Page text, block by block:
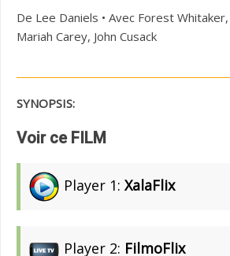
De Lee Daniels • Avec Forest
Mariah Carey, John Cusack
SYNOPSIS:
Voir ce FILM
Player 1: XalaFlix
Player 2: FilmoFlix